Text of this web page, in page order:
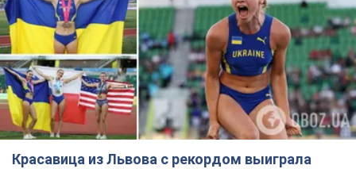
Красавица из Львова с рекордом выиграла